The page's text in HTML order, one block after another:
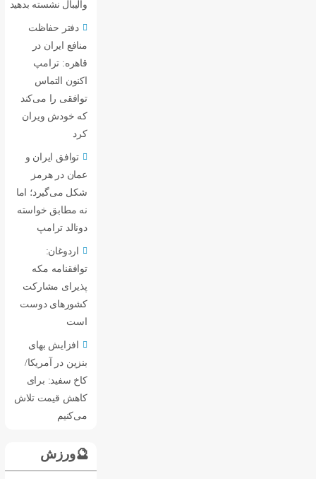
والیبال نشسته بدهید
دفتر حفاظت
منافع ایران در
قاهره: ترامپ
اکنون التماس
توافقی را می‌کند
که خودش ویران
کرد
توافق ایران و
عمان در هرمز
شکل می‌گیرد؛ اما
نه مطابق خواسته
دونالد ترامپ
اردوغان:
توافقنامه مکه
پذیرای مشارکت
کشورهای دوست
است
افزایش بهای
بنزین در آمریکا/
کاخ سفید: برای
کاهش قیمت تلاش
می‌کنیم
🔮ورزش